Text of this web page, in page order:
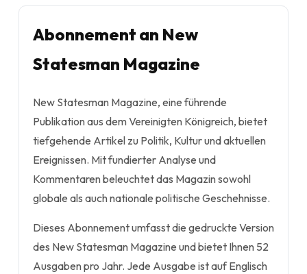
Abonnement an New
Statesman Magazine
New Statesman Magazine, eine führende
Publikation aus dem Vereinigten Königreich, bietet
tiefgehende Artikel zu Politik, Kultur und aktuellen
Ereignissen. Mit fundierter Analyse und
Kommentaren beleuchtet das Magazin sowohl
globale als auch nationale politische Geschehnisse.
Dieses Abonnement umfasst die gedruckte Version
des New Statesman Magazine und bietet Ihnen 52
Ausgaben pro Jahr. Jede Ausgabe ist auf Englisch